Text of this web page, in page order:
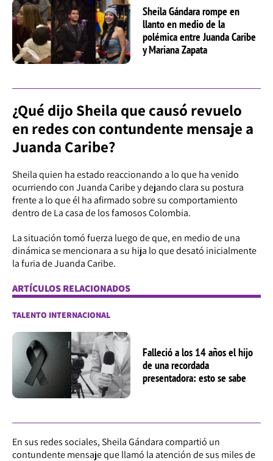
Sheila Gándara rompe en
llanto en medio de la
polémica entre Juanda Caribe
y Mariana Zapata
¿Qué dijo Sheila que causó revuelo
en redes con contundente mensaje a
Juanda Caribe?
Sheila quien ha estado reaccionando a lo que ha venido
ocurriendo con Juanda Caribe y dejando clara su postura
frente a lo que él ha afirmado sobre su comportamiento
dentro de La casa de los famosos Colombia.
La situación tomó fuerza luego de que, en medio de una
dinámica se mencionara a su hija lo que desató inicialmente
la furia de Juanda Caribe.
ARTÍCULOS RELACIONADOS
TALENTO INTERNACIONAL
Falleció a los 14 años el hijo
de una recordada
presentadora: esto se sabe
En sus redes sociales, Sheila Gándara compartió un
contundente mensaje que llamó la atención de sus miles de